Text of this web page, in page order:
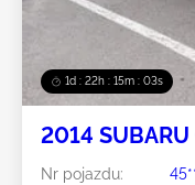
1d : 22h : 15m : 00s
2014
Nr pojazdu: